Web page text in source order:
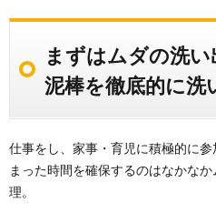
まずはムダの洗
泥棒を徹底的に洗
仕事をし、家事・育児に積極的に
まった時間を確保するのはなかな
理。